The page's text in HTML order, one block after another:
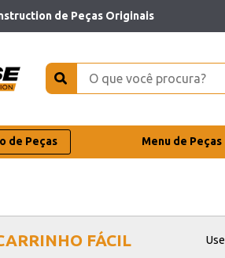
de Peças Originais
de Peças Menu de Peças
FÁCIL